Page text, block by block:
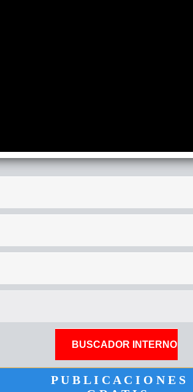
P U B L I C A C I O N E S